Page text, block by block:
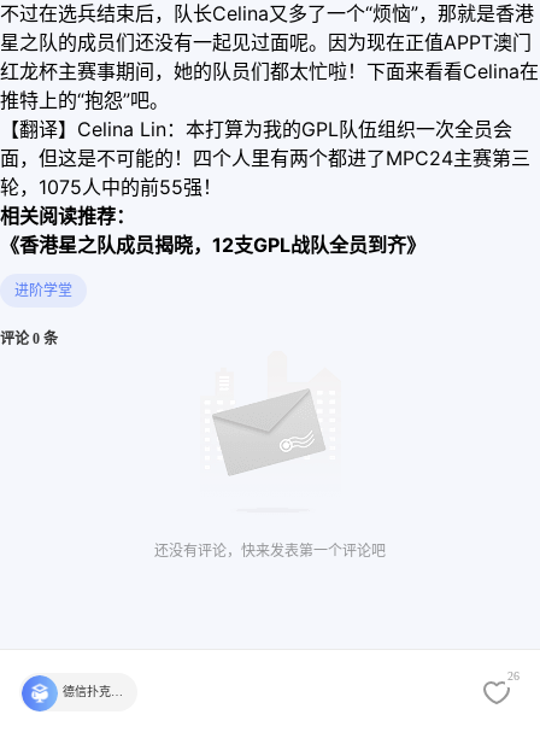
不过在选兵结束后，队长Celina又多了一个“烦恼”，那就是香港
星之队的成员们还没有一起见过面呢。因为现在正值APPT澳门
红龙杯主赛事期间，她的队员们都太忙啦！下面来看看Celina在
推特上的“抱怨”吧。
【翻译】Celina Lin：本打算为我的GPL队伍组织一次全员会
面，但这是不可能的！四个人里有两个都进了MPC24主赛第三
轮，1075人中的前55强！
相关阅读推荐：
《香港星之队成员揭晓，12支GPL战队全员到齐》
进阶学堂
评论 0 条
还没有评论，快来发表第一个评论吧
26